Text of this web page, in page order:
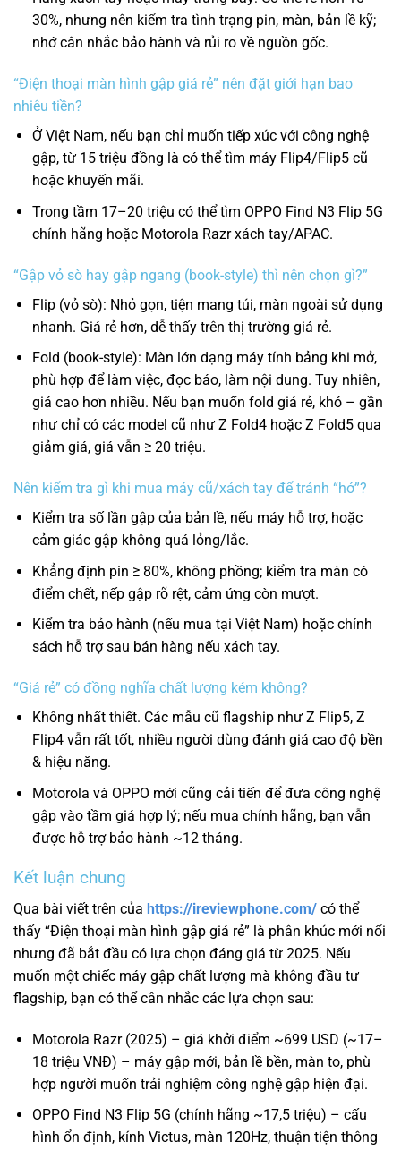
30%, nhưng nên kiểm tra tình trạng pin, màn, bản lề kỹ;
nhớ cân nhắc bảo hành và rủi ro về nguồn gốc.
“Điện thoại màn hình gập giá rẻ” nên đặt giới hạn bao
nhiêu tiền?
Ở Việt Nam, nếu bạn chỉ muốn tiếp xúc với công nghệ
gập, từ 15 triệu đồng là có thể tìm máy Flip4/Flip5 cũ
hoặc khuyến mãi.
Trong tầm 17–20 triệu có thể tìm OPPO Find N3 Flip 5G
chính hãng hoặc Motorola Razr xách tay/APAC.
“Gập vỏ sò hay gập ngang (book-style) thì nên chọn gì?”
Flip (vỏ sò): Nhỏ gọn, tiện mang túi, màn ngoài sử dụng
nhanh. Giá rẻ hơn, dễ thấy trên thị trường giá rẻ.
Fold (book-style): Màn lớn dạng máy tính bảng khi mở,
phù hợp để làm việc, đọc báo, làm nội dung. Tuy nhiên,
giá cao hơn nhiều. Nếu bạn muốn fold giá rẻ, khó – gần
như chỉ có các model cũ như Z Fold4 hoặc Z Fold5 qua
giảm giá, giá vẫn ≥ 20 triệu.
Nên kiểm tra gì khi mua máy cũ/xách tay để tránh “hớ”?
Kiểm tra số lần gập của bản lề, nếu máy hỗ trợ, hoặc
cảm giác gập không quá lỏng/lắc.
Khẳng định pin ≥ 80%, không phồng; kiểm tra màn có
điểm chết, nếp gập rõ rệt, cảm ứng còn mượt.
Kiểm tra bảo hành (nếu mua tại Việt Nam) hoặc chính
sách hỗ trợ sau bán hàng nếu xách tay.
“Giá rẻ” có đồng nghĩa chất lượng kém không?
Không nhất thiết. Các mẫu cũ flagship như Z Flip5, Z
Flip4 vẫn rất tốt, nhiều người dùng đánh giá cao độ bền
& hiệu năng.
Motorola và OPPO mới cũng cải tiến để đưa công nghệ
gập vào tầm giá hợp lý; nếu mua chính hãng, bạn vẫn
được hỗ trợ bảo hành ~12 tháng.
Kết luận chung
Qua bài viết trên của https://ireviewphone.com/ có thể
thấy “Điện thoại màn hình gập giá rẻ” là phân khúc mới nổi
nhưng đã bắt đầu có lựa chọn đáng giá từ 2025. Nếu
muốn một chiếc máy gập chất lượng mà không đầu tư
flagship, bạn có thể cân nhắc các lựa chọn sau:
Motorola Razr (2025) – giá khởi điểm ~699 USD (~17–
18 triệu VNĐ) – máy gập mới, bản lề bền, màn to, phù
hợp người muốn trải nghiệm công nghệ gập hiện đại.
OPPO Find N3 Flip 5G (chính hãng ~17,5 triệu) – cấu
hình ổn định, kính Victus, màn 120Hz, thuận tiện thông